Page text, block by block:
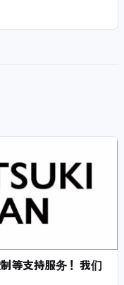
等支持服务！ 我们